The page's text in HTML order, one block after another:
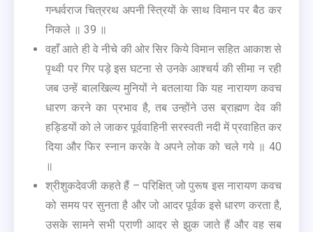
गन्धर्वराज चित्ररथ अपनी स्त्रियों के साथ विमान पर बैठ कर
निकले ॥ 39 ॥
वहाँ आते ही वे नीचे की ओर सिर किये विमान सहित आकाश से
पृथ्वी पर गिर पड़े इस घटना से उनके आश्चर्य की सीमा न रही
जब उन्हें बालखिल्य मुनियों ने बतलाया कि यह नारायण कवच
धारण करने का प्रभाव है, तब उन्होंने उस ब्राह्मण देव की
हड्डियों को ले जाकर पूर्ववाहिनी सरस्वती नदी में प्रवाहित कर
दिया और फिर स्नान करके वे अपने लोक को चले गये ॥ 40
॥
श्रीशुकदेवजी कहते हैं – परिक्षित् जो पुरूष इस नारायण कवच
को समय पर सुनता है और जो आदर पूर्वक इसे धारण करता है,
उसके सामने सभी प्राणी आदर से झुक जाते हैं और वह सब